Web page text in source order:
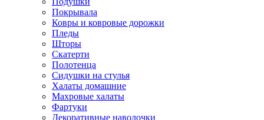
Покрывала
Ковры и ковровые дорожки
Пледы
Шторы
Скатерти
Полотенца
Сидушки на стулья
Халаты домашние
Махровые халаты
Фартуки
Декоративные наволочки